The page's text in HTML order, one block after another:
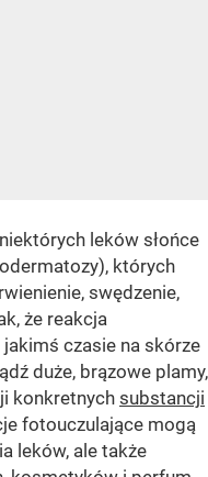
leków słońce
których
swędzenie,
że reakcja
czasie na skórze
duże, brązowe plamy,
konkretnych substancji
fotouczulające mogą
leków, ale także